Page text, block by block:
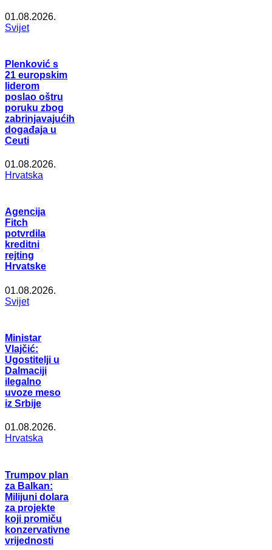
01.08.2026.
Svijet
Plenković s
21 europskim
liderom
poslao oštru
poruku zbog
zabrinjavajućih
događaja u
Ceuti
01.08.2026.
Hrvatska
Agencija
Fitch
potvrdila
kreditni
rejting
Hrvatske
01.08.2026.
Svijet
Ministar
Vlajčić:
Ugostitelji u
Dalmaciji
ilegalno
uvoze meso
iz Srbije
01.08.2026.
Hrvatska
Trumpov plan
za Balkan:
Milijuni dolara
za projekte
koji promiču
konzervativne
vrijednosti